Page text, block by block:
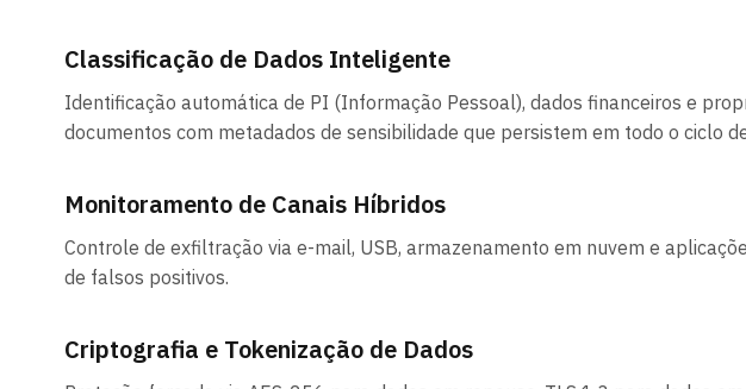
Classificação de Dados Inteligente
Identificação automática de PI (Informação Pessoal), dados financeiros e
documentos com metadados de sensibilidade que persistem em todo o ciclo
Monitoramento de Canais Híbridos
Controle de exfiltração via e-mail, USB, armazenamento em nuvem e
de falsos positivos.
Criptografia e Tokenização de Dados